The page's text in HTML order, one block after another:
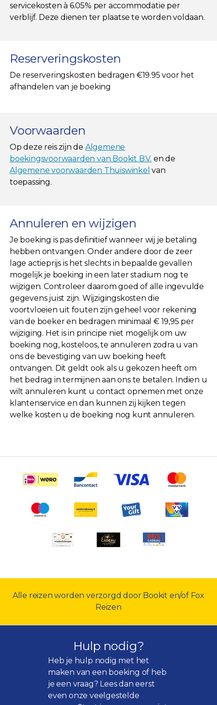
servicekosten à 6.05% per accommodatie per
verblijf. Deze dienen ter plaatse te worden voldaan.
Reserveringskosten
De reserveringskosten bedragen €19.95 voor het
afhandelen van je boeking
Voorwaarden
Op deze reis zijn de Algemene
boekingsvoorwaarden van Bookit B.V. en de
Algemene voorwaarden Thuiswinkel van
toepassing.
Annuleren en wijzigen
Je boeking is pas definitief wanneer wij je betaling
hebben ontvangen. Onder andere door de zeer
lage actieprijs is het slechts in bepaalde gevallen
mogelijk je boeking in een later stadium nog te
wijzigen. Controleer daarom goed of alle ingevulde
gegevens juist zijn. Wijzigingskosten die
voortvloeien uit fouten zijn geheel voor rekening
van de boeker en bedragen minimaal € 19,95 per
wijziging. Het is in principe niet mogelijk om uw
boeking nog, kosteloos, te annuleren zodra u van
ons de bevestiging van uw boeking heeft
ontvangen. Dit geldt ook als u gekozen heeft om
het bedrag in termijnen aan ons te betalen. Indien u
wilt annuleren kunt u contact opnemen met onze
klantenservice en dan kunnen zij kijken tegen
welke kosten u de boeking nog kunt annuleren.
Alle reizen worden verzorgd door Bookit en/of Fox
Reizen
Hulp nodig?
Heb je hulp nodig met het
maken van een boeking of heb
je een vraag? Lees dan eerst
even onzeveelgestelde